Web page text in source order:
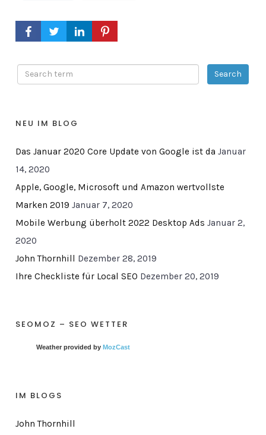
NEU IM BLOG
Das Januar 2020 Core Update von Google ist da Januar
14, 2020
Apple, Google, Microsoft und Amazon wertvollste
Marken 2019 Januar 7, 2020
Mobile Werbung überholt 2022 Desktop Ads Januar 2,
2020
John Thornhill Dezember 28, 2019
Ihre Checkliste für Local SEO Dezember 20, 2019
SEOMOZ – SEO WETTER
Weather provided by MozCast
IM BLOGS
John Thornhill